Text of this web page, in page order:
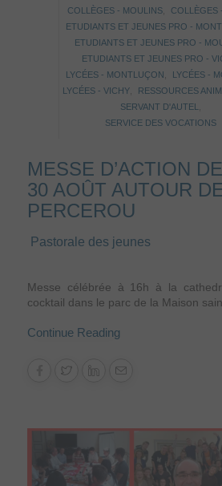
COLLÈGES - MOULINS, COLLÈGES
ETUDIANTS ET JEUNES PRO -
ETUDIANTS ET JEUNES PRO -
ETUDIANTS ET JEUNES PRO -
LYCÉES - MONTLUÇON
LYCÉES -
LYCÉES - VICHY
RESSOURCES
SERVANT D'AUTEL
SERVICE DES VOCATIONS
MESSE D’ACTION
30 AOÛT AUTOUR
PERCEROU
Pastorale des jeunes
Messe célébrée à 16h à la
cocktail dans le parc de la Maison
Continue Reading